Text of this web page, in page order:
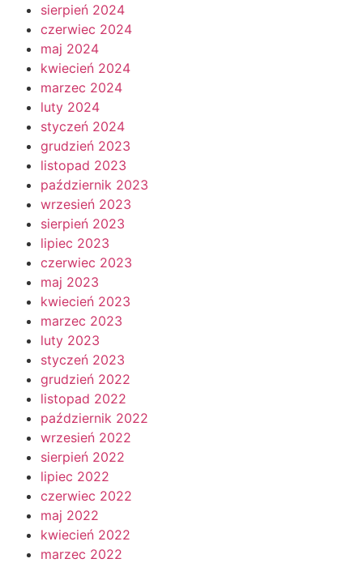
sierpień 2024
czerwiec 2024
maj 2024
kwiecień 2024
marzec 2024
luty 2024
styczeń 2024
grudzień 2023
listopad 2023
październik 2023
wrzesień 2023
sierpień 2023
lipiec 2023
czerwiec 2023
maj 2023
kwiecień 2023
marzec 2023
luty 2023
styczeń 2023
grudzień 2022
listopad 2022
październik 2022
wrzesień 2022
sierpień 2022
lipiec 2022
czerwiec 2022
maj 2022
kwiecień 2022
marzec 2022